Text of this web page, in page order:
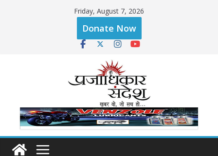
Friday, August 7, 2026
Donate Now